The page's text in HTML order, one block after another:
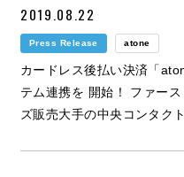
2019.08.22
Press Release atone
カードレス後払い決済「
テム連携を 開始！ ファー
ズ販売大手の中央コンタク